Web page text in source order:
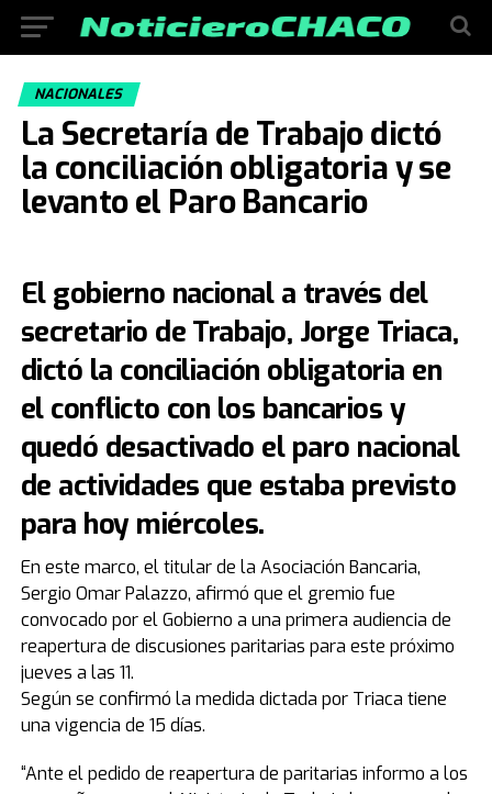
NACIONALES
La Secretaría de Trabajo dictó
la conciliación obligatoria y se
levanto el Paro Bancario
El gobierno nacional a través del
secretario de Trabajo, Jorge Triaca,
dictó la conciliación obligatoria en
el conflicto con los bancarios y
quedó desactivado el paro nacional
de actividades que estaba previsto
para hoy miércoles.
En este marco, el titular de la Asociación Bancaria,
Sergio Omar Palazzo, afirmó que el gremio fue
convocado por el Gobierno a una primera audiencia de
reapertura de discusiones paritarias para este próximo
jueves a las 11.
Según se confirmó la medida dictada por Triaca tiene
una vigencia de 15 días.
“Ante el pedido de reapertura de paritarias informo a los